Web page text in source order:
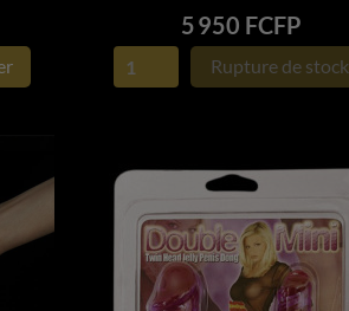
APERÇU RAPIDE
Prix
5 950 FCFP
Rupture de stock